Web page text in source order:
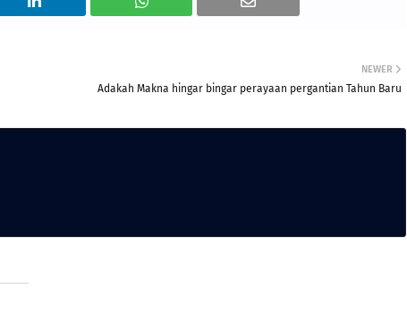
NEWER
Adakah Makna hingar bingar perayaan pergantian Tahun Baru